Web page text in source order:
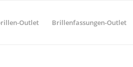
Outlet Brillenfassungen-Outlet